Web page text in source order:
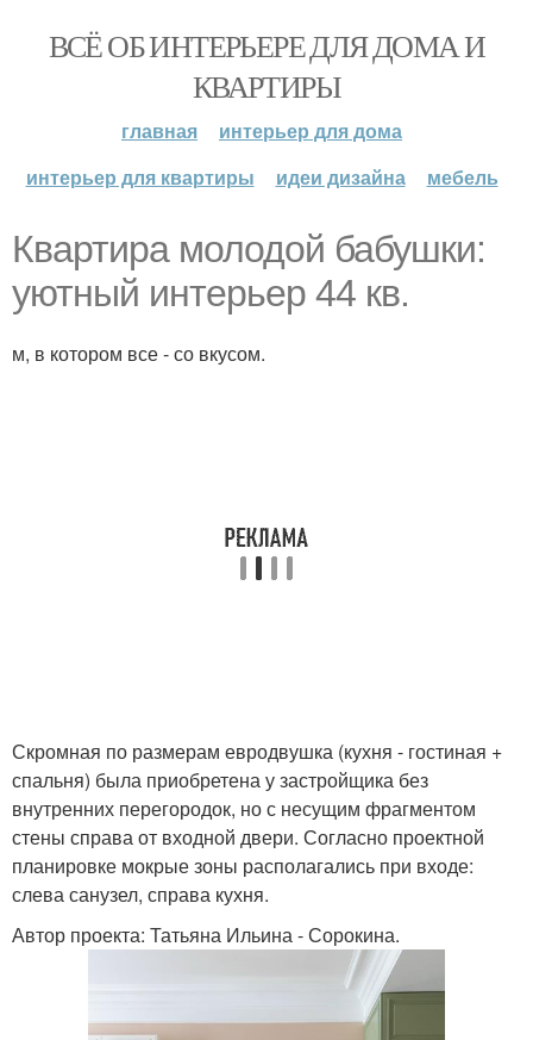
ВСЁ ОБ ИНТЕРЬЕРЕ ДЛЯ ДОМА И
КВАРТИРЫ
главная
интерьер для дома
интерьер для квартиры
идеи дизайна мебель
Квартира молодой бабушки:
уютный интерьер 44 кв.
м, в котором все - со вкусом.
Скромная по размерам евродвушка (кухня - гостиная +
спальня) была приобретена у застройщика без
внутренних перегородок, но с несущим фрагментом
стены справа от входной двери. Согласно проектной
планировке мокрые зоны располагались при входе:
слева санузел, справа кухня.
Автор проекта: Татьяна Ильина - Сорокина.